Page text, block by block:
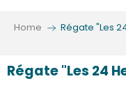
Home Régate "Les
Régate "Les 24